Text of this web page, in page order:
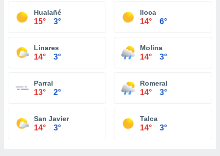
Hualañé
15° 3°
Iloca
14° 6°
Linares
14° 3°
Molina
14° 3°
Parral
13° 2°
Romeral
14° 3°
San Javier
14° 3°
Talca
14° 3°